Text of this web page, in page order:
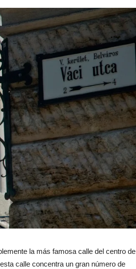
la más famosa calle del centro de
calle concentra un gran número de